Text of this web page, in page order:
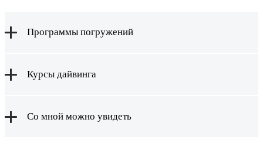
Программы погружений
Курсы дайвинга
Со мной можно увидеть